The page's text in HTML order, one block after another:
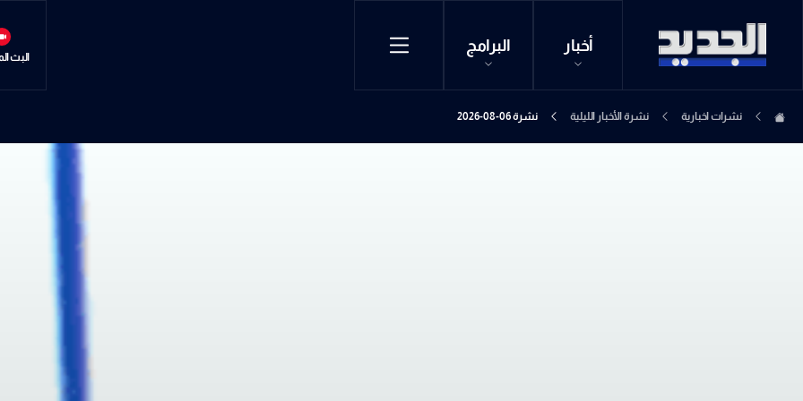
أخبار البرامج
البث
نشرات اخبارية نشرة الأخبار الليلية نشرة 06-08-2026